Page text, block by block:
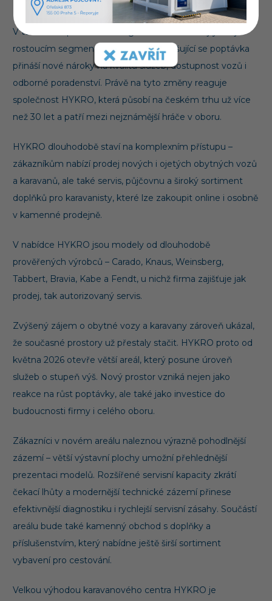
V tuzemsku patří karavaning dlouhodobě k nejrychleji
rostoucím segmentům cestování. Zvyšující se poptávka
přináší nové nároky na kvalitu služeb, dostupnost vozů i
odborné poradenství. Právě na tyto změny reaguje
společnost HYKRO, která působí na českém trhu už více
než 30 let a patří mezi nejznámější hráče v oboru.
HYKRO dlouhodobě staví na komplexním přístupu –
zákazníkům nabízí prodej nových i ojetých obytných vozů
a karavanů, ale také servis, půjčovnu a široký sortiment
doplňků pro karavanisty, které lze zakoupit online i osobně
v kamenné prodejně.
V nabídce HYKRO jsou modely od dlouhodobě
prověřených výrobců – Carado, Knaus, Weinsberg,
Tabbert, Bravia, Kabe a Fendt, u nichž firma zajišťuje jak
prodej, tak autorizovaný servis.
Zvýšený zájem o obytné vozy a karavany zároveň ukázal,
že současné prostory už přestaly stačit. HYKRO proto od
května 2026 otevře větší areál, který posune úroveň
služeb o stupeň výš. Nový prostor vzniká nejen jako
reakce na růst poptávky, ale také jako investice do
budoucnosti firmy i celého oboru.
Zákazníci v novém areálu naleznou výrazně pohodlnější
zázemí – větší výstavní plochy umožní přehlednější
prezentaci modelů. Rozšířené servisní kapacity zkrátí
čekací lhůty a modernější technické zázemí přinese
efektivnější diagnostiku i rychlejší servisní zásahy. Součástí
areálu bude také kamenný obchod s doplňky a
příslušenstvím, který nabídne ještě širší sortiment
vybavení pro cestování.
Velkou výhodou karavanového centra HYKRO je